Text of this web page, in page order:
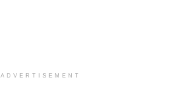
ADVERTISEMENT